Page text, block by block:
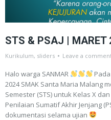
STS & PSAJ | MARET
Kurikulum, sliders Leave a
Halo warga SANMAR
2024 SMAK Santa Maria Malang
Semester (STS) untuk Kelas X
Penilaian Sumatif Akhir Jenjang
dokumentasi selama ujian